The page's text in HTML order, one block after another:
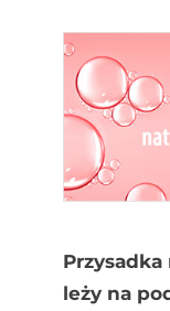
Przysadka
leży na